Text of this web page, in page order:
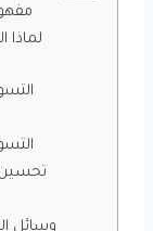
تحسين
وسائل